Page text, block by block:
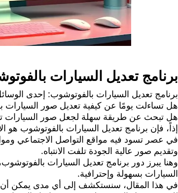
برنامج تعديل السيارات
برنامج تعديل السيارات بالفوتوشوب: إحدى
هل تساءلت يومًا عن كيفية تعديل صور
هل تبحث عن طريقة سهلة لجعل صور السيارات
إذاً، فإن برنامج تعديل السيارات بالفوتوشوب هو
في عصر تسود فيه مواقع التواصل الاجتماعي
وتقديم صور عالية الجودة تلفت الانتباه.
وهنا يبرز دور برنامج تعديل السيارات
السيارات بسهولة وإحترافية.
في هذا المقال، سنستكشف إلى أي مدى يمكن أن